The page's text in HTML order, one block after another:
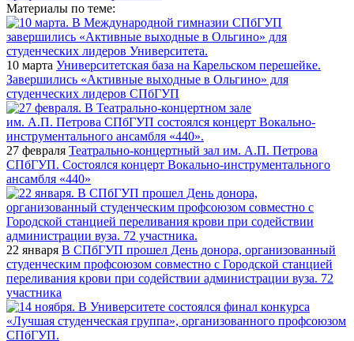
Материалы по теме:
10 марта Университетская база на Карельском перешейке.
Завершились «Активные выходные в Ольгино» для
студенческих лидеров СПбГУП
27 февраля Театрально-концертный зал им. А.П. Петрова
СПбГУП. Состоялся концерт Вокально-инструментального
ансамбля «440»
22 января В СПбГУП прошел День донора, организованный
студенческим профсоюзом совместно с Городской станцией
переливания крови при содействии администрации вуза. 72
участника